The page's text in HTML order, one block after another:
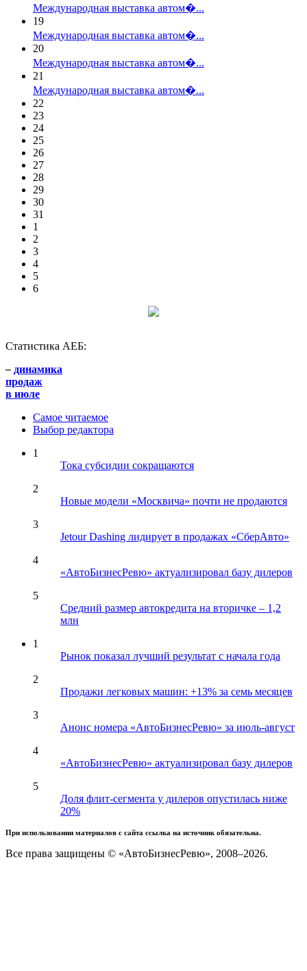
Международная выставка автом�...
19
Международная выставка автом�...
20
Международная выставка автом�...
21
Международная выставка автом�...
22
23
24
25
26
27
28
29
30
31
1
2
3
4
5
6
Статистика АЕБ:
– динамика
продаж
в июле
Самое читаемое
Выбор редактора
1
Тока субсидии сокращаются
2
Новые модели «Москвича» почти не продаются
3
Jetour Dashing лидирует в продажах «СберАвто»
4
«АвтоБизнесРевю» актуализировал базу дилеров
5
Средний размер автокредита на вторичке – 1,2
млн
1
Рынок показал лучший результат с начала года
2
Продажи легковых машин: +13% за семь месяцев
3
Анонс номера «АвтоБизнесРевю» за июль-август
4
«АвтоБизнесРевю» актуализировал базу дилеров
5
Доля флит-сегмента у дилеров опустилась ниже
20%
При использовании материалов с сайта ссылка на источник обязательна.
Все права защищены © «АвтоБизнесРевю», 2008–2026.